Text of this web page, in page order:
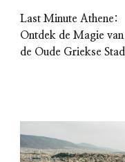
Last Minute Athene:
Ontdek de Magie van
de Oude Griekse Stad